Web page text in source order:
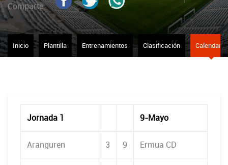
Comparte
Inicio Plantilla Entrenamientos Clasificación Calendario
Jornada 1 9-Mayo
Aranguren 3 9 Ermua CD